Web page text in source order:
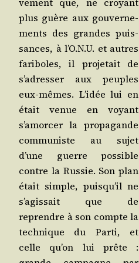
plus guère aux gou­ver­ne­
ments des grandes puis­
sances, à l’O.N.U. et autres
fari­boles, il pro­je­tait de
s’adresser aux peuples
eux-mêmes. L’idée lui en
était venue en voyant
s’amorcer la pro­pa­gande
com­mu­niste au sujet
d’une guerre pos­sible
contre la Rus­sie. Son plan
était simple, puisqu’il ne
s’agissait que de
reprendre à son compte la
tech­nique du Par­ti, et
celle qu’on lui prête :